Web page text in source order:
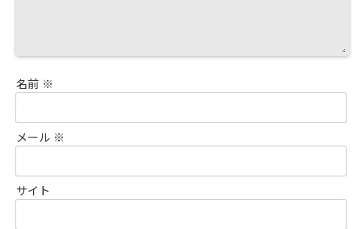
名前 ※
メール ※
サイト